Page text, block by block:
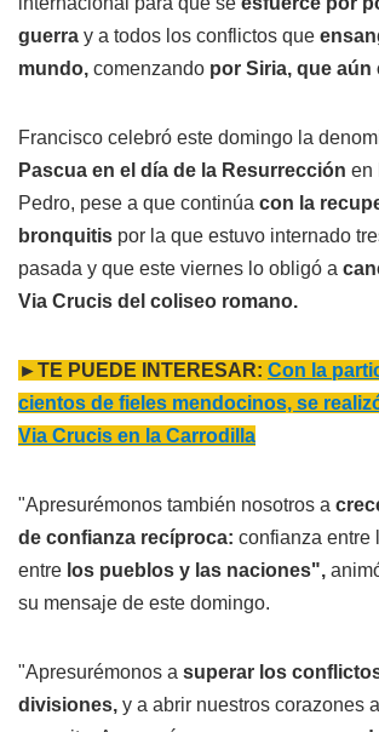
guerra y a todos los conflictos que
mundo, comenzando por Siria, que aún
Francisco celebró este domingo la
Pascua en el día de la Resurrección en
Pedro, pese a que continúa con la
bronquitis por la que estuvo internado
pasada y que este viernes lo obligó a
Via Crucis del coliseo romano.
►TE PUEDE INTERESAR: Con la
cientos de fieles mendocinos, se
Via Crucis en la Carrodilla
"Apresurémonos también nosotros a
de confianza recíproca: confianza entre
entre los pueblos y las naciones",
su mensaje de este domingo.
"Apresurémonos a superar los
divisiones, y a abrir nuestros corazones